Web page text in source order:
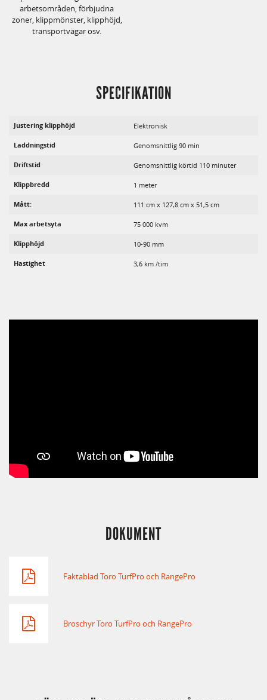
arbetsområden, förbjudna
zoner, klippmönster, klipphöjd,
transportvägar osv.
SPECIFIKATION
Justering klipphöjd Elektronisk
Laddningstid Genomsnittlig 90 min
Driftstid Genomsnittlig körtid 110 minuter
Klippbredd 1 meter
Mått: 111 cm x 127,8 cm x 51,5 cm
Max arbetsyta 75 000 kvm
Klipphöjd 10-90 mm
Hastighet 3,6 km /tim
DOKUMENT
Faktablad Toro TurfPro och RangePro
Broschyr Toro TurfPro och RangePro